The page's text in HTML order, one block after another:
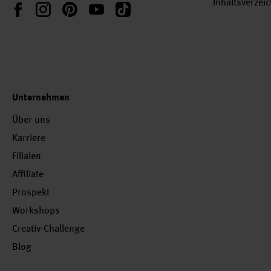
FacebookInstagramPinterestYouTubeTikTok
Unternehmen
Über uns
Karriere
Filialen
Affiliate
Prospekt
Workshops
Creativ-Challenge
Blog